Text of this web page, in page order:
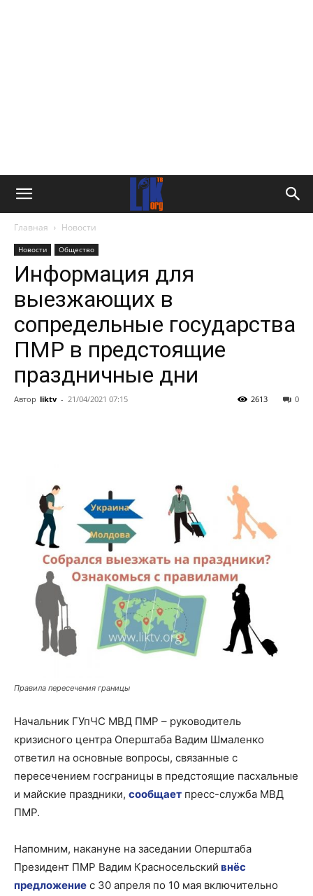
Главная Новости
Новости Общество
Информация для
выезжающих в
сопредельные государства
ПМР в предстоящие
праздничные дни
Автор liktv - 21/04/2021 07:15 0
2613
Правила пересечения границы
Начальник ГУпЧС МВД ПМР – руководитель
кризисного центра Оперштаба Вадим Шмаленко
ответил на основные вопросы, связанные с
пересечением госграницы в предстоящие пасхальные
и майские праздники, сообщает пресс-служба МВД
ПМР.
Напомним, накануне на заседании Оперштаба
Президент ПМР Вадим Красносельский внёс
предложение с 30 апреля по 10 мая включительно